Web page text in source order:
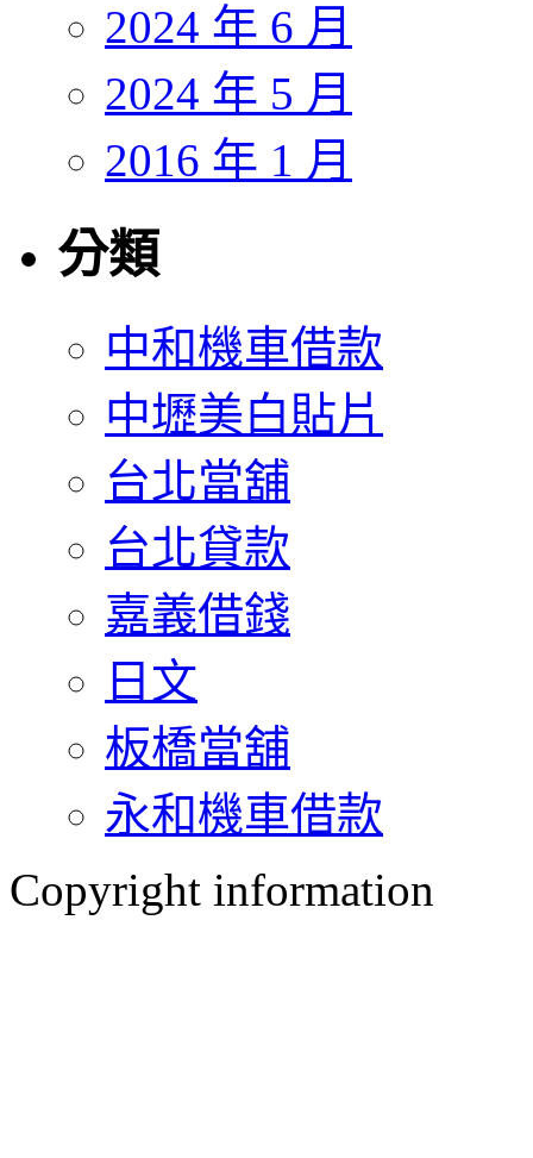
2024 年 6 月
2024 年 5 月
2016 年 1 月
分類
中和機車借款
中壢美白貼片
台北當舖
台北貸款
嘉義借錢
日文
板橋當舖
永和機車借款
Copyright information